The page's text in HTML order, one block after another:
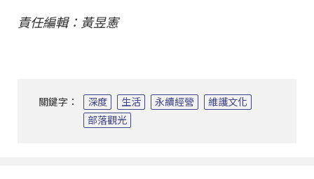
責任編輯：黃昱憲
關鍵字： 深度 生活 永續經營
維護文化
部落觀光